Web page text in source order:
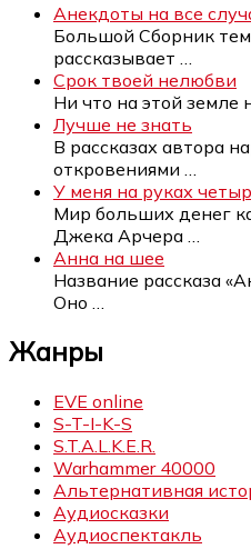
Анекдоты на все
Большой Сборник
рассказывает
Срок твоей нелюбви
Ни что на этой земле
Лучше не знать
В рассказах автора
откровениями
У меня на руках
Мир больших денег
Джека Арчера
Анна на шее
Название рассказа
Оно
Жанры
EVE online
S-T-I-K-S
S.T.A.L.K.E.R.
Warhammer 40000
Альтернативная
Аудиосказки
Аудиоспектакль